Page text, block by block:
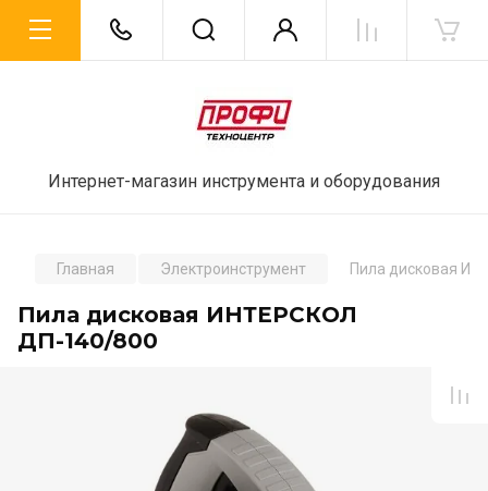
Интернет-магазин инструмента и оборудования
Главная Электроинструмент Пила дисковая
Пила дисковая ИНТЕРСКОЛ
ДП-140/800